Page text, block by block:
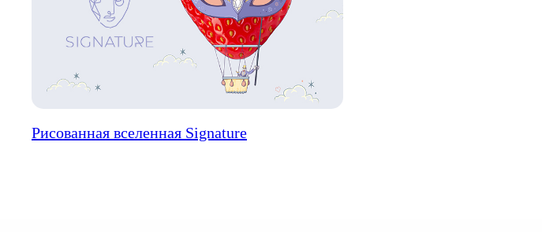
Рисованная вселенная Signature